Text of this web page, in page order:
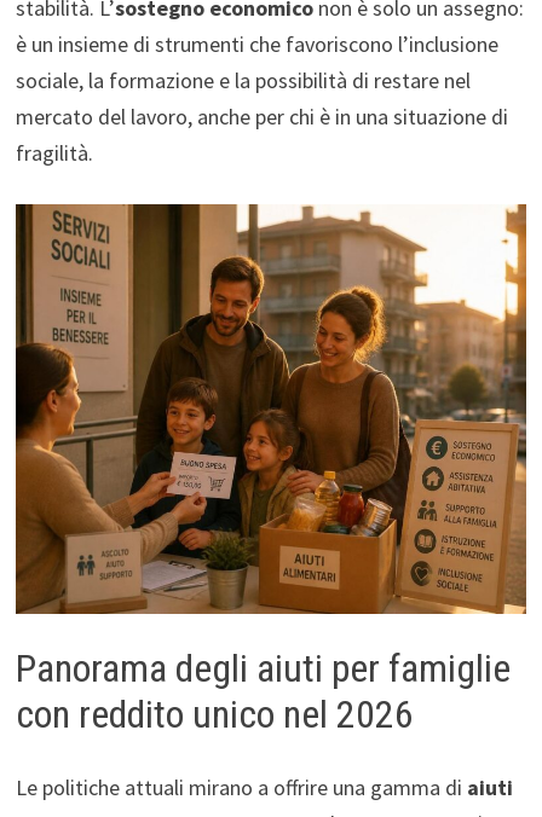
stabilità. L’sostegno economiconon è solo un assegno:
è un insieme di strumenti che favoriscono l’inclusione
sociale, la formazione e la possibilità di restare nel
mercato del lavoro, anche per chi è in una situazione di
fragilità.
Panorama degli aiuti per famiglie
con reddito unico nel 2026
Le politiche attuali mirano a offrire una gamma di aiuti